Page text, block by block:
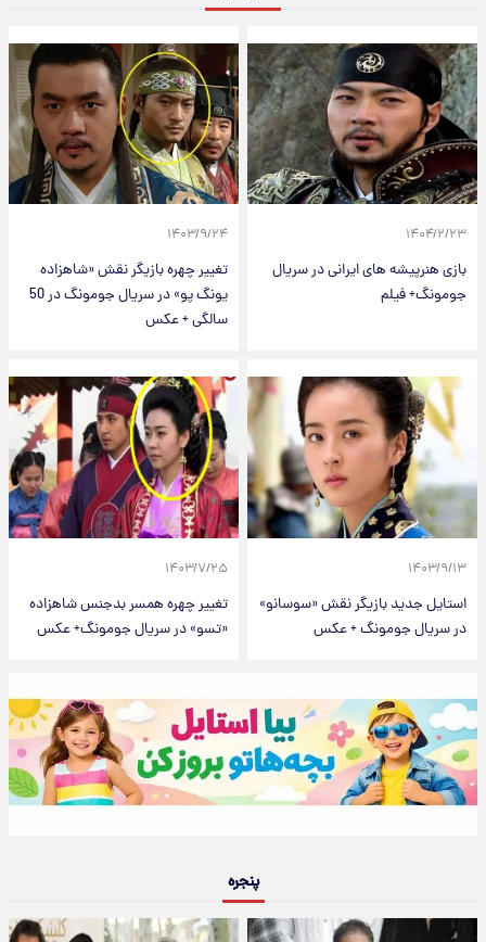
۱۴۰۴/۲/۲۳
بازی هنرپیشه های ایرانی در سریال
جومونگ+ فیلم
۱۴۰۳/۹/۲۴
تغییر چهره بازیگر نقش «شاهزاده
یونگ پو» در سریال جومونگ در 50
سالگی + عکس
۱۴۰۳/۹/۱۳
استایل جدید بازیگر نقش «سوسانو»
در سریال جومونگ + عکس
۱۴۰۳/۷/۲۵
تغییر چهره همسر بدجنس شاهزاده
«تسو» در سریال جومونگ+ عکس
پنجره